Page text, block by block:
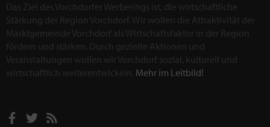
Das Ziel des Vorchdorfer Werberings ist, die wirtschaftliche
Stärkung der Region Vorchdorf. Wir wollen die Attraktivität der
Marktgemeinde Vorchdorf als Wirtschaftsfaktor in der Region
fördern und stärken. Durch gezielte Aktionen und
Veranstaltungen wollen wir Vorchdorf sozial, kulturell und
wirtschaftlich weiterentwickeln. Mehr im Leitbild!